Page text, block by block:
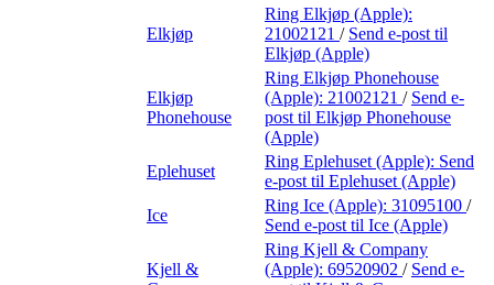
Elkjøp
Ring Elkjøp (Apple):
21002121 / Send e-post til
Elkjøp (Apple)
Elkjøp
Phonehouse
Ring Elkjøp Phonehouse
(Apple): 21002121 / Send e-
post til Elkjøp Phonehouse
(Apple)
Eplehuset
Ring Eplehuset (Apple): Send
e-post til Eplehuset (Apple)
Ice
Ring Ice (Apple): 31095100 /
Send e-post til Ice (Apple)
Kjell &
Ring Kjell & Company
(Apple): 69520902 / Send e-